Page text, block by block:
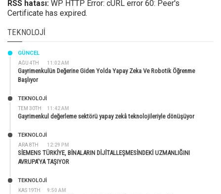
RSS hatası: WP HTTP Error: cURL error 60: Peer's
Certificate has expired.
TEKNOLOJI
AĞU 4TH 11:02 AM
GÜNCEL
Gayrimenkulün Değerine Giden Yolda Yapay Zeka Ve Robotik Öğrenme
Başlıyor
TEM 30TH 11:42 AM
TEKNOLOJİ
Gayrimenkul değerleme sektörü yapay zekâ teknolojileriyle dönüşüyor
ARA 8TH 12:29 PM
TEKNOLOJİ
SİEMENS TÜRKİYE, BİNALARIN DİJİTALLEŞMESİNDEKİ UZMANLIĞINI
AVRUPA’YA TAŞIYOR
KAS 19TH 9:50 AM
TEKNOLOJİ